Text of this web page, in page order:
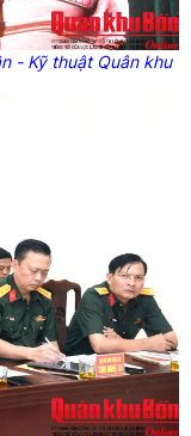
- Kỹ thuật Quân khu